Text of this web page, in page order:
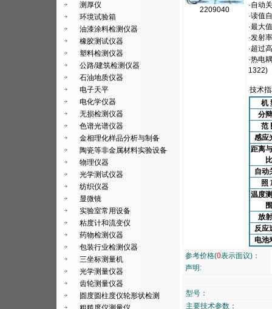
测厚仪
环境试验箱
油漆涂料检测仪器
橡胶测试仪器
塑料检测仪器
公路/建筑检测仪器
石油地质仪器
电子天平
电化学仪器
无损检测仪器
色谱光谱仪器
金相理化样品分析与制备
陶瓷等非金属材料实验设备
物理仪器
光学测试仪器
纺织仪器
显微镜
实验室常用设备
粘度计和流变仪
药物检测仪器
包装行业检测仪器
三坐标测量机
光学测量仪器
齿轮测量仪器
圆度圆柱度仪轮形状检测
2209040
·自动
·读值
·最大
·发射
·超过
·热电
1322)
技术
机
分
范
感应
距离
比
自动
照
温度
围
放
反应
电池
参考价格(0表示面议)：
声明:
型号：
主要技术参数：